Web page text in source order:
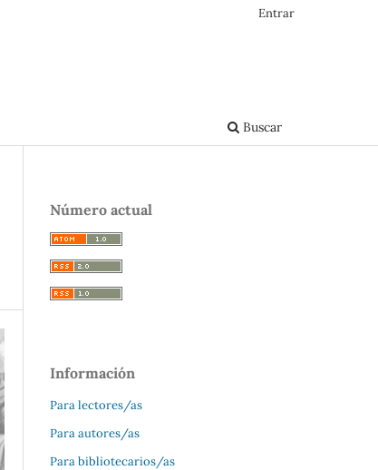
Buscar
Entrar
Número actual
Información
Para lectores/as
Para autores/as
Para bibliotecarios/as